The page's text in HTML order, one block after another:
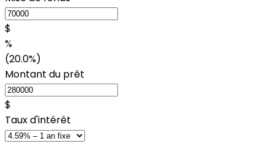
$
%
(20.0%)
Montant du prêt
$
Taux d'intérêt